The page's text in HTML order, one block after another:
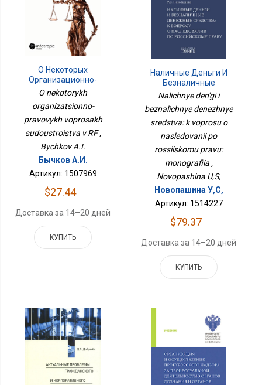
О Некоторых
Организационно-
Правовых Вопросах
Судоустройства В РФ
O nekotorykh
organizatsionno-
pravovykh voprosakh
sudoustroistva v RF ,
Bychkov A.I.
Бычков А.И.
Артикул: 1507969
$27.44
Доставка за 14–20 дней
КУПИТЬ
Наличные Деньги И
Безналичные
Денежные Средства: К
Вопросу О
Наследовании По
Российскому Праву:
Монография
Nalichnye den'gi i
beznalichnye denezhnye
sredstva: k voprosu o
nasledovanii po
rossiiskomu pravu:
monografiia ,
Novopashina U,S,
Новопашина У,С,
Артикул: 1514227
$79.37
Доставка за 14–20 дней
КУПИТЬ